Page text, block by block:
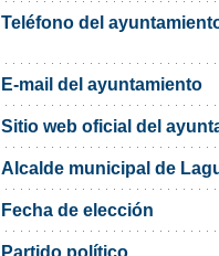
Teléfono del
E-mail del ayuntamiento
Sitio web oficial del
Alcalde municipal de
Fecha de elección
Partido político